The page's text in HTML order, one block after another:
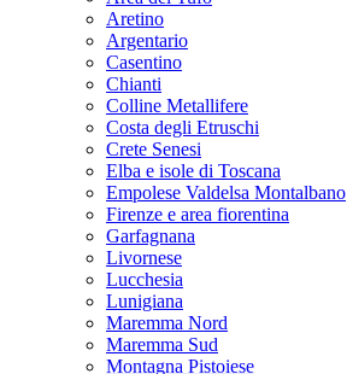
Aretino
Argentario
Casentino
Chianti
Colline Metallifere
Costa degli Etruschi
Crete Senesi
Elba e isole di Toscana
Empolese Valdelsa Montalbano
Firenze e area fiorentina
Garfagnana
Livornese
Lucchesia
Lunigiana
Maremma Nord
Maremma Sud
Montagna Pistoiese